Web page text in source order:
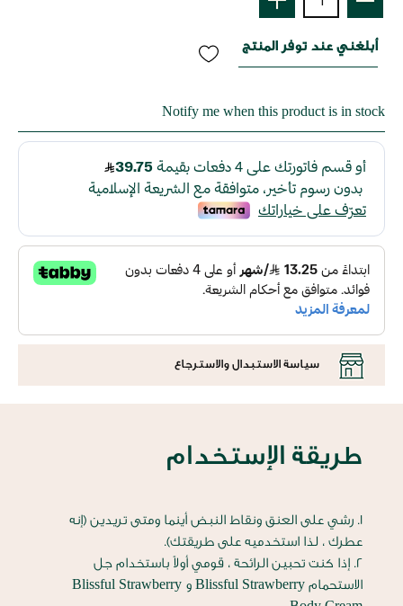
أبلغني عند توفر المنتج
Notify me when this product is in stock
سياسة الاستبدال والاسترجاع
طريقة الإستخدام
1. رشي على العنق ونقاط النبض أينما ومتى تريدين (إنه
عطرك ، لذا استخدميه على طريقتك).
2. إذا كنت تحبين الرائحة ، قومي أولاً باستخدام جل
الاستحمام Blissful Strawberry و Blissful Strawberry